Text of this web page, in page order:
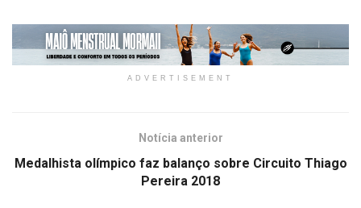
ADVERTISEMENT
Notícia anterior
Medalhista olímpico faz balanço sobre Circuito Thiago
Pereira 2018